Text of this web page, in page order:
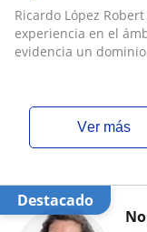
Ricardo López
experiencia en el
evidencia un
ver más
Destacado